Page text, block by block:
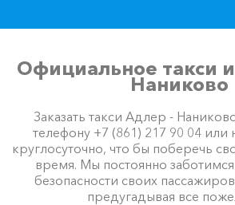
Официальное такси
Наниково
Заказать такси Адлер -
телефону +7 (861) 217 90 04 или
круглосуточно, что бы поберечь
время. Мы постоянно
безопасности своих
предугадывая все